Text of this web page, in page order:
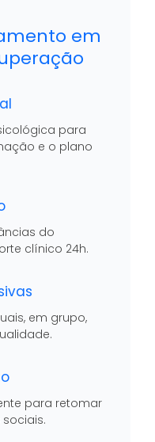
em
para
e o plano
do
clínico 24h.
em grupo,
para retomar